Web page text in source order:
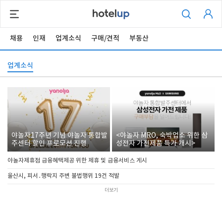
채용 인재 업계소식 구매/견적 부동산
업계소식
야놀자17주년 기념 야놀자 통합발
주센터 할인 프로모션 진행
<야놀자 MRO, 숙박업소 위한 삼
성전자 가전제품 특가 개시>
야놀자제휴점 금융혜택제공 위한 제휴 및 금융서비스 게시
울산시, 피서․행락지 주변 불법행위 19건 적발
더보기